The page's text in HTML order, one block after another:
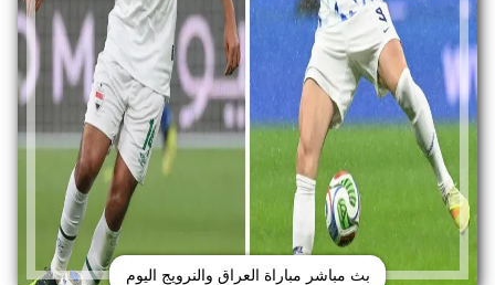
بث مباشر مباراة العراق والنرويج اليوم